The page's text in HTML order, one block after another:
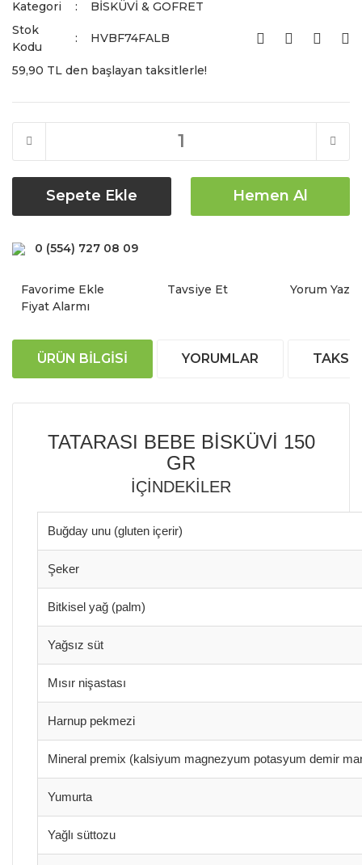
Kategori
BİSKÜVİ & GOFRET
Stok
Kodu
HVBF74FALB
59,90 TL den başlayan taksitlerle!
Sepete Ekle Hemen Al
0 (554) 727 08 09
Tavsiye Et
Yorum Yaz
Fiyat Alarmı
ÜRÜN BILGISI YORUMLAR
TATARASI BEBE BİSKÜVİ 150
GR
İÇİNDEKİLER
Buğday unu (gluten içerir)
Şeker
Bitkisel yağ (palm)
Yağsız süt
Mısır nişastası
Harnup pekmezi
Mineral premix (kalsiyum magnezyum potasyum demir
Yumurta
Yağlı süttozu